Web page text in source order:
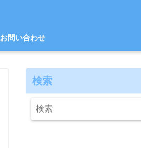
お問い合わせ
検索